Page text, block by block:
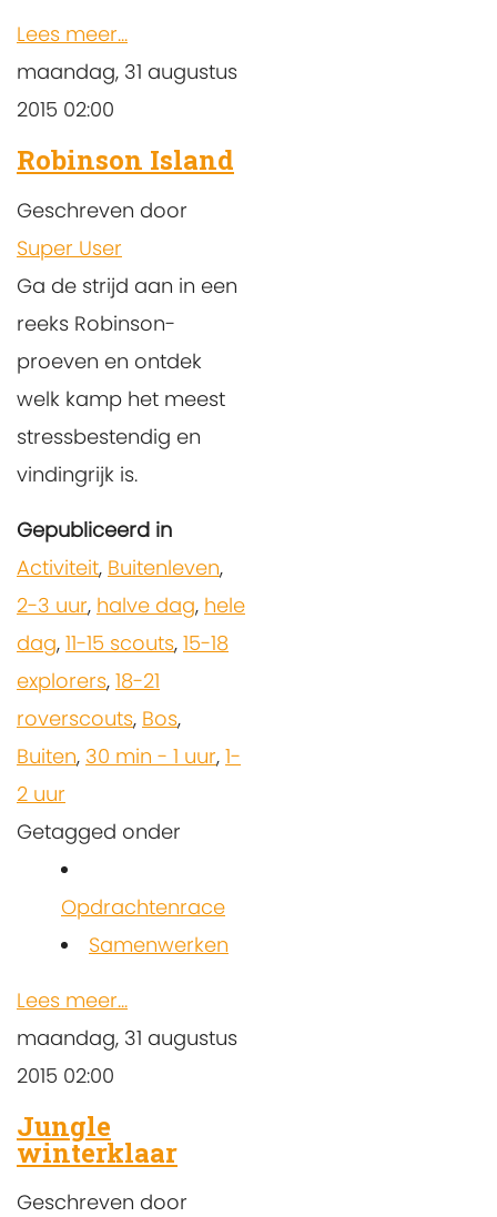
Lees meer...
maandag, 31 augustus
2015 02:00
Robinson Island
Geschreven door
Super User
Ga de strijd aan in een
reeks Robinson-
proeven en ontdek
welk kamp het meest
stressbestendig en
vindingrijk is.
Gepubliceerd in
Activiteit, Buitenleven,
2-3 uur, halve dag, hele
dag, 11-15 scouts, 15-18
explorers, 18-21
roverscouts, Bos,
Buiten, 30 min - 1 uur, 1-
2 uur
Getagged onder
Opdrachtenrace
Samenwerken
Lees meer...
maandag, 31 augustus
2015 02:00
Jungle
winterklaar
Geschreven door